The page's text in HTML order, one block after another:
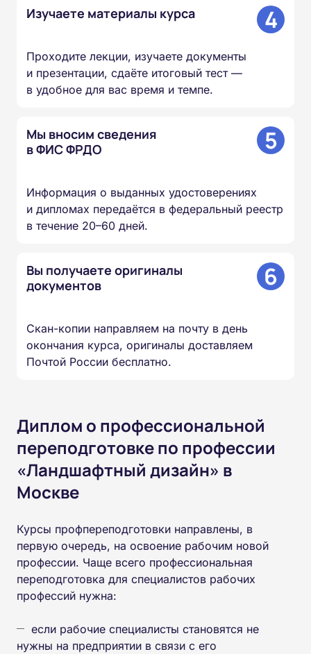
Изучаете материалы курса 4
Проходите лекции, изучаете документы
и презентации, сдаёте итоговый тест —
в удобное для вас время и темпе.
Мы вносим сведения
в ФИС ФРДО
5
Информация о выданных удостоверениях
и дипломах передаётся в федеральный реестр
в течение 20–60 дней.
Вы получаете оригиналы
документов
6
Скан-копии направляем на почту в день
окончания курса, оригиналы доставляем
Почтой России бесплатно.
Диплом о профессиональной
переподготовке по профессии
«Ландшафтный дизайн» в
Москве
Курсы профпереподготовки направлены, в
первую очередь, на освоение рабочим новой
профессии. Чаще всего профессиональная
переподготовка для специалистов рабочих
профессий нужна:
если рабочие специалисты становятся не
нужны на предприятии в связи с его